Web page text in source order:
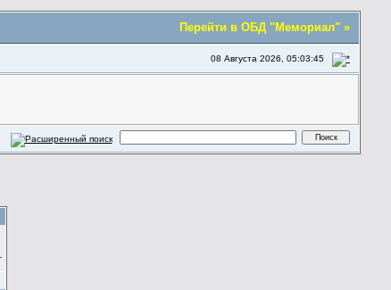
Перейти в ОБД "Мемориал" »
08 Августа 2026, 05:03:45